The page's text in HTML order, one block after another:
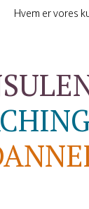
Hvem er vores